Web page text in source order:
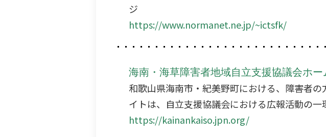
ジ
https://www.normanet.ne.jp/~ictsfk/
海南・海草障害者地域自立支援協議会ホー
和歌山県海南市・紀美野町における、障害者
イトは、自立支援協議会における広報活動の一
https://kainankaiso.jpn.org/